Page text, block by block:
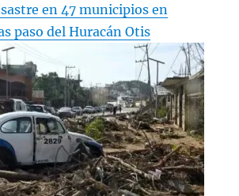
en 47 municipios en
paso del Huracán Otis